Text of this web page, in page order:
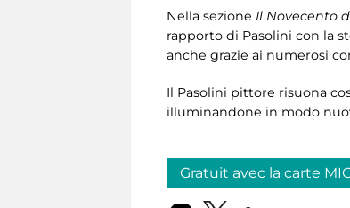
Nella sezione Il Novecento
rapporto di Pasolini con la
anche grazie ai numerosi
Il Pasolini pittore risuona
illuminandone in modo
Gratuit avec la carte